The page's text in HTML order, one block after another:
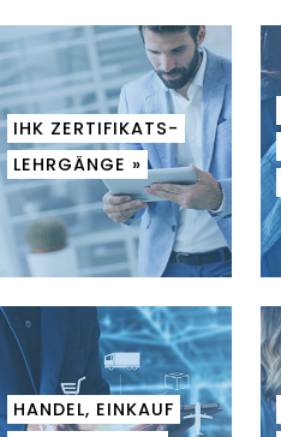
IHK ZERTIFIKATS-
LEHRGÄNGE »
HANDEL, EINKAUF